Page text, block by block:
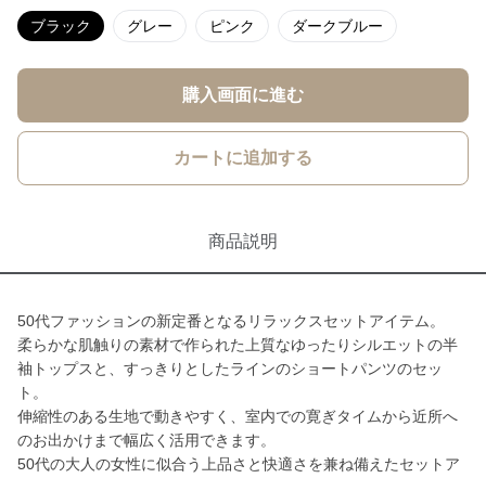
ブラック グレー ピンク ダークブルー
購入画面に進む
カートに追加する
商品説明
50代ファッションの新定番となるリラックスセットアイテム。
柔らかな肌触りの素材で作られた上質なゆったりシルエットの半
袖トップスと、すっきりとしたラインのショートパンツのセッ
ト。
伸縮性のある生地で動きやすく、室内での寛ぎタイムから近所へ
のお出かけまで幅広く活用できます。
50代の大人の女性に似合う上品さと快適さを兼ね備えたセットア